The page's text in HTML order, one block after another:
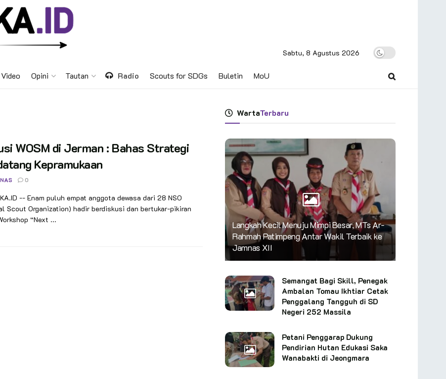
Sabtu, 8 Agustus 2026
Opini Tautan Radio Scouts for SDGs Buletin MoU
WOSM di Jerman : Bahas Strategi
Kepramukaan
0
-- Enam puluh empat anggota dewasa dari 28 NSO
Scout Organization) hadir berdiskusi dan bertukar-pikiran
“Next ...
WartaTerbaru
Langkah Kecil Menuju Mimpi Besar, MTs Ar-
Rahmah Patimpeng Antar Wakil Terbaik ke
Jamnas XII
Semangat Bagi Skill, Penegak
Ambalan Tomau Ikhtiar Cetak
Penggalang Tangguh di SD
Negeri 252 Massila
Petani Penggarap Dukung
Pendirian Hutan Edukasi Saka
Wanabakti di Jeongmara